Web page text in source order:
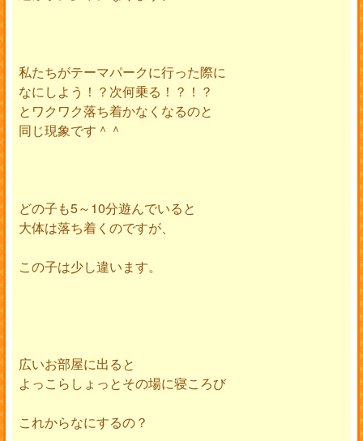
私たちがテーマパークに行った際に
なにしよう！？次何乗る！？！？
とワクワク落ち着かなくなるのと
同じ現象です＾＾
どの子も5～10分遊んでいると
大体は落ち着くのですが、
この子は少し違います。
広いお部屋に出ると
よっこらしょっとその場に寝ころび
これからなにするの？